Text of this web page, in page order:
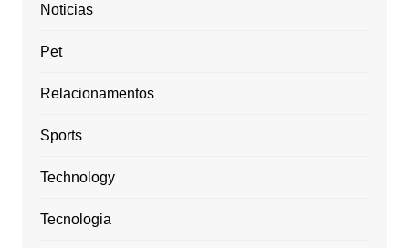
Noticias
Pet
Relacionamentos
Sports
Technology
Tecnologia